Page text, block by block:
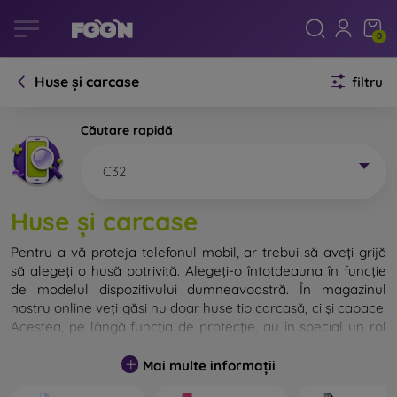
0
Huse și carcase filtru
Căutare rapidă
C32
Huse și carcase
Pentru a vă proteja telefonul mobil, ar trebui să aveți grijă
să alegeți o husă potrivită. Alegeți-o întotdeauna în funcție
de modelul dispozitivului dumneavoastră. În magazinul
nostru online veți găsi nu doar huse tip carcasă, ci și capace.
Acestea, pe lângă funcția de protecție, au în special un rol
Capacul pentru telefon poate fi numit și capac posterior.
Mai multe informații